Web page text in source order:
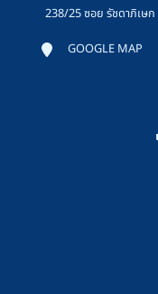
238/25 ซอย รัชดาภิเษ
GOOGLE MAP